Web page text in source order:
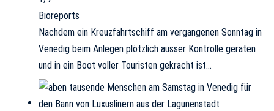
Bioreports
Nachdem ein Kreuzfahrtschiff am vergangenen Sonntag in
Venedig beim Anlegen plötzlich ausser Kontrolle geraten
und in ein Boot voller Touristen gekracht ist…